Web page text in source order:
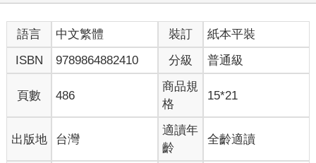
語言 中文繁體 裝訂
紙本平裝
ISBN
9789864882410 分級 普通級
頁數 486
商品規
格
15*21
出版地 台灣
適讀年
齡
全齡適讀